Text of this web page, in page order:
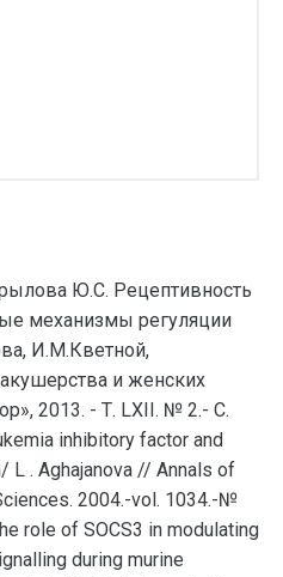
Ю.С. Рецептивность
механизмы регуляции
И.М.Кветной,
и женских
2013. - Т. LXII. № 2.- С.
inhibitory factor and
L . Aghajanova // Annals of
2004.-vol. 1034.-№
role of SOCS3 in modulating
during murine